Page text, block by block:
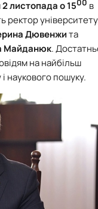
2 листопада о 1500 в
ректор
Дювенжита
Майданюк.
на найбільш
наукового пошуку.